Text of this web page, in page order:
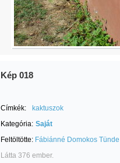
Kép 018
Címkék:
kaktuszok
Kategória: Saját
Feltöltötte: Fábiánné Domokos Tünde
Látta 376 ember.